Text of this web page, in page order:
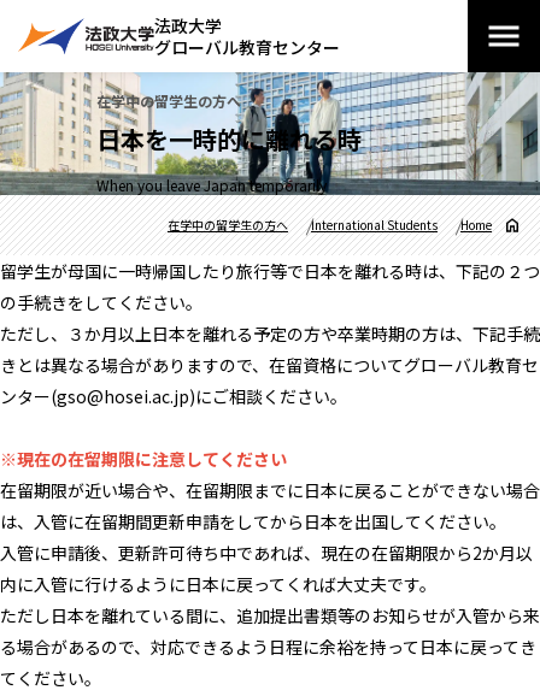
法政大学
グローバル教育センター
在学中の留学生の方へ
日本を一時的に離れる時
When you leave Japan temporarily
Home
International Students
在学中の留学生の方へ
留学生が母国に一時帰国したり旅行等で日本を離れる時は、下記の２つ
の手続きをしてください。
ただし、３か月以上日本を離れる予定の方や卒業時期の方は、下記手続
きとは異なる場合がありますので、在留資格についてグローバル教育セ
ンター(gso@hosei.ac.jp)にご相談ください。
※現在の在留期限に注意してください
在留期限が近い場合や、在留期限までに日本に戻ることができない場合
は、入管に在留期間更新申請をしてから日本を出国してください。
入管に申請後、更新許可待ち中であれば、現在の在留期限から2か月以
内に入管に行けるように日本に戻ってくれば大丈夫です。
ただし日本を離れている間に、追加提出書類等のお知らせが入管から来
る場合があるので、対応できるよう日程に余裕を持って日本に戻ってき
てください。